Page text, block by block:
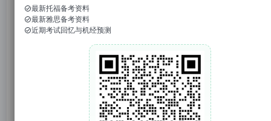
托你的福
3850篇原创内容
”，免费参加托福真题模考
最新托福备考资料
最新雅思备考资料
近期考试回忆与机经预测